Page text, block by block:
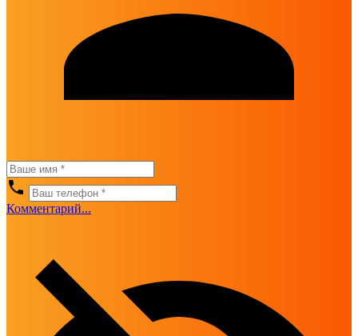
Комментарий...